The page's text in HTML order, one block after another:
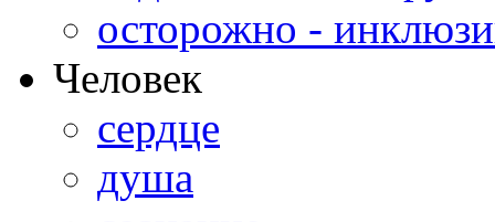
осторожно -
Человек
сердце
душа